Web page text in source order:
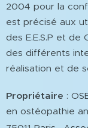
2004 pour la
est précisé aux
des E.E.S.P et de
des différents
réalisation et de
Propriétaire :
en ostéopathie